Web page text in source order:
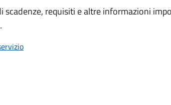
scadenze, requisiti e altre informazioni